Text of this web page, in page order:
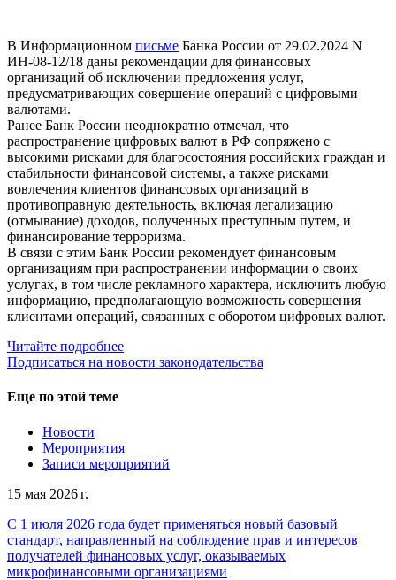
В Информационном письме Банка России от 29.02.2024 N
ИН-08-12/18 даны рекомендации для финансовых
организаций об исключении предложения услуг,
предусматривающих совершение операций с цифровыми
валютами.
Ранее Банк России неоднократно отмечал, что
распространение цифровых валют в РФ сопряжено с
высокими рисками для благосостояния российских граждан и
стабильности финансовой системы, а также рисками
вовлечения клиентов финансовых организаций в
противоправную деятельность, включая легализацию
(отмывание) доходов, полученных преступным путем, и
финансирование терроризма.
В связи с этим Банк России рекомендует финансовым
организациям при распространении информации о своих
услугах, в том числе рекламного характера, исключить любую
информацию, предполагающую возможность совершения
клиентами операций, связанных с оборотом цифровых валют.
Читайте подробнее
Подписаться на новости законодательства
Еще по этой теме
Новости
Мероприятия
Записи мероприятий
15 мая 2026 г.
С 1 июля 2026 года будет применяться новый базовый
стандарт, направленный на соблюдение прав и интересов
получателей финансовых услуг, оказываемых
микрофинансовыми организациями